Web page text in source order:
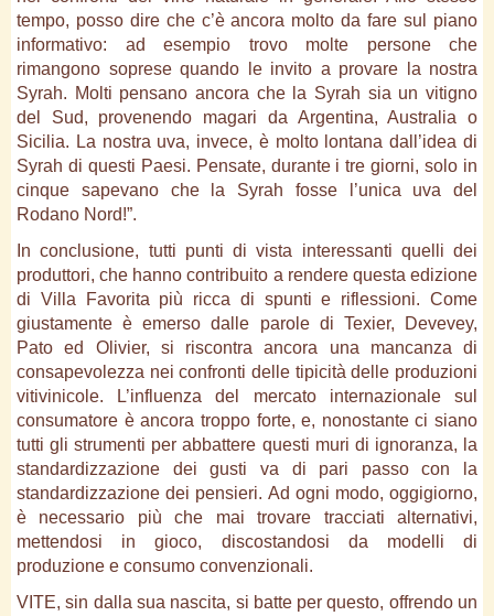
tempo, posso dire che c’è ancora molto da fare sul piano
informativo: ad esempio trovo molte persone che
rimangono soprese quando le invito a provare la nostra
Syrah. Molti pensano ancora che la Syrah sia un vitigno
del Sud, provenendo magari da Argentina, Australia o
Sicilia. La nostra uva, invece, è molto lontana dall’idea di
Syrah di questi Paesi. Pensate, durante i tre giorni, solo in
cinque sapevano che la Syrah fosse l’unica uva del
Rodano Nord!”.
In conclusione, tutti punti di vista interessanti quelli dei
produttori, che hanno contribuito a rendere questa edizione
di Villa Favorita più ricca di spunti e riflessioni. Come
giustamente è emerso dalle parole di Texier, Devevey,
Pato ed Olivier, si riscontra ancora una mancanza di
consapevolezza nei confronti delle tipicità delle produzioni
vitivinicole. L’influenza del mercato internazionale sul
consumatore è ancora troppo forte, e, nonostante ci siano
tutti gli strumenti per abbattere questi muri di ignoranza, la
standardizzazione dei gusti va di pari passo con la
standardizzazione dei pensieri. Ad ogni modo, oggigiorno,
è necessario più che mai trovare tracciati alternativi,
mettendosi in gioco, discostandosi da modelli di
produzione e consumo convenzionali.
VITE, sin dalla sua nascita, si batte per questo, offrendo un